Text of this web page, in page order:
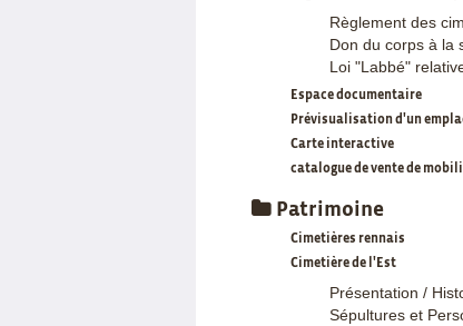
Règlement des
Don du corps à la
Loi "Labbé"
Espace documentaire
Prévisualisation d'un
Carte interactive
catalogue de vente de
Patrimoine
Cimetières rennais
Cimetière de l'Est
Présentation /
Sépultures et